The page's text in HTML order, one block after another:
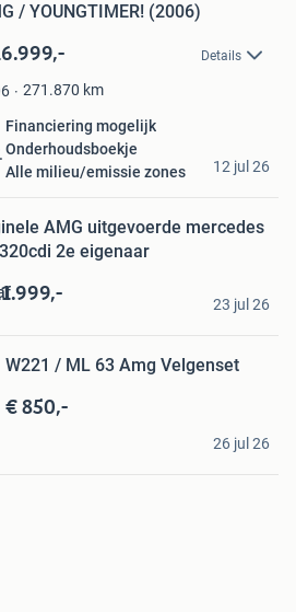
/ YOUNGTIMER! (2006)
Details
271.870 km
Financiering mogelijk
Onderhoudsboekje
Alle milieu/emissie zones
12 jul 26
AMG uitgevoerde mercedes
2e eigenaar
23 jul 26
W221 / ML 63 Amg Velgenset
€ 850,-
26 jul 26